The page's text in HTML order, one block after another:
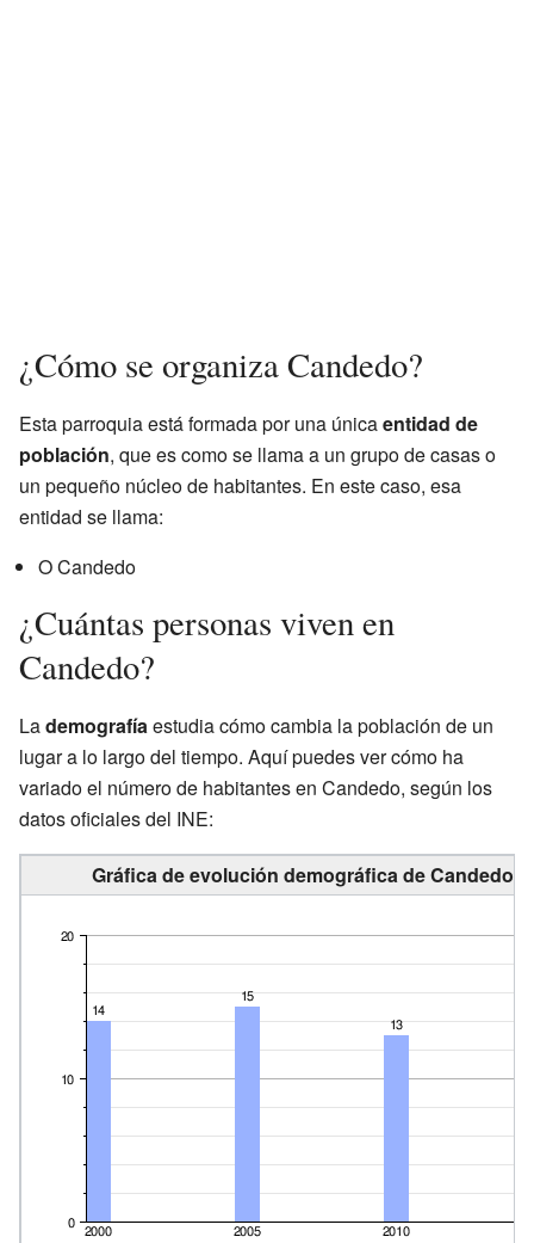
¿Cómo se organiza Candedo?
Esta parroquia está formada por una únicaentidad de
población, que es como se llama a un grupo de casas o
un pequeño núcleo de habitantes. En este caso, esa
entidad se llama:
O Candedo
¿Cuántas personas viven en
Candedo?
Lademografíaestudia cómo cambia la población de un
lugar a lo largo del tiempo. Aquí puedes ver cómo ha
variado el número de habitantes en Candedo, según los
datos oficiales del INE:
Gráfica de evolución demográfica de Candedo